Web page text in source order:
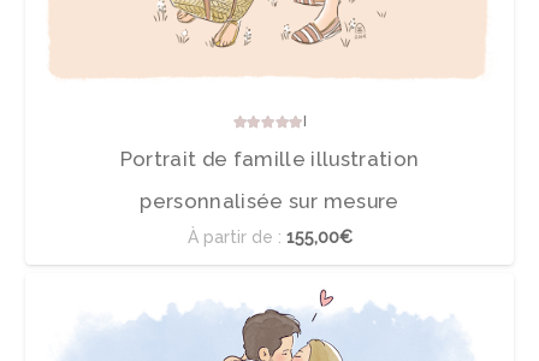
Note
Portrait de famille illustration
personnalisée sur mesure
À partir de : 155,00€